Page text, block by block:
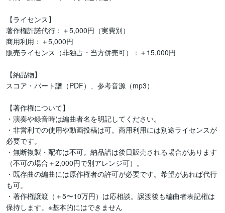
【ライセンス】
著作権許諾代行：＋5,000円（実費別）
商用利用：＋5,000円
販売ライセンス（非独占・当方併売可）：＋15,000円
【納品物】
スコア・パート譜（PDF）、参考音源（mp3）
【著作権について】
・演奏や録音時は編曲者名を明記してください。
・非営利での使用や動画投稿は可。商用利用には別途ライセンスが
必要です。
・無断複製・配布は不可。納品譜は後日販売される場合があります
（不可の場合＋2,000円で別アレンジ可）。
・既存曲の編曲には原作権者の許可が必要です。希望があれば代行
も可。
・著作権譲渡（＋5〜10万円）は応相談。譲渡後も編曲者表記権は
保持します。※基本的にはできません